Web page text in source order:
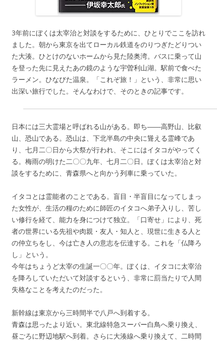
3年前にぼくは太宰治と対談をするために、ひとりでここを訪れ
ました。朝から東京を出てローカル鉄道をのりつぎたどりつい
た大湊。ひとけのないホームから見た陸奥湾。バスに乗って山
を登った先に見えたあの鏡のような宇曽利山湖。駅前で食べた
ラーメン。ひなびた温泉。「これぞ旅！」という、非常に思い
出深い旅行でした。そんなわけで、そのときの記事です。
日本には三大霊場と呼ばれる山がある。即ち――高野山、比叡
山、恐山である。恐山は、下北半島の中央に聳える霊峰であ
り、七月二〇日から大祭が行われ、そこにはイタコがやってく
る。梅雨の明けた二〇〇九年、七月二〇日。ぼくは太宰治と対
談をするために、青森県へと向かう列車に乗っていた。
イタコとは霊能者のことである。盲目・半盲目になってしまっ
た女性が、生活の糧のために師匠のイタコへ弟子入りし、苦し
い修行を経て、能力を身につけて独立。「口寄せ」により、死
者の世界にいる先祖や肉親・友人・知人と、現世に生きる人と
の仲立ちをし、今は亡き人の意志を伝達する。これを「仏降ろ
し」という。
今年はちょうど太宰の生誕一〇〇年。ぼくは、イタコに太宰治
を降ろしていただいて対談するという、非常に罰当たりで人間
失格なことを考えたのだった。
新幹線は東京から三時間半で八戸へ到着する。
青森は思ったより近い。東北線特急スーパー白鳥へ乗り換え、
昼ごろに野辺地駅へ到着。さらに大湊線へ乗り換えて、二時間